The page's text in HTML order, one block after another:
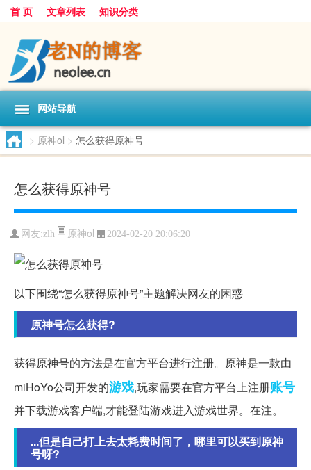
首 页 文章列表 知识分类
网站导航
> 原神ol > 怎么获得原神号
怎么获得原神号
网友:zlh 原神ol 2024-02-20 20:06:20
以下围绕“怎么获得原神号”主题解决网友的困惑
原神号怎么获得?
获得原神号的方法是在官方平台进行注册。原神是一款由
miHoYo公司开发的游戏,玩家需要在官方平台上注册账号
并下载游戏客户端,才能登陆游戏进入游戏世界。在注。
...但是自己打上去太耗费时间了，哪里可以买到原神
号呀?